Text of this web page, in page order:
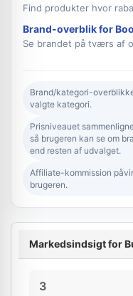
Find produkter hvor
Brand-overblik for
Se brandet på tværs af
Brand/kategori-
valgte kategori.
Prisniveauet
så brugeren kan se om
end resten af udvalget.
Affiliate-kommission
brugeren.
Markedsindsigt for
3